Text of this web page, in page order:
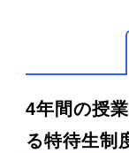
4年間の授
る特待生制